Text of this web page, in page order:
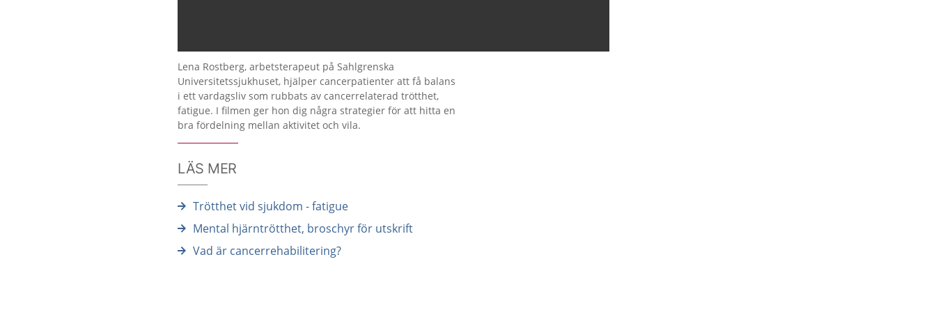
Lena Rostberg, arbetsterapeut på Sahlgrenska
Universitetssjukhuset, hjälper cancerpatienter att få balans
i ett vardagsliv som rubbats av cancerrelaterad trötthet,
fatigue. I filmen ger hon dig några strategier för att hitta en
bra fördelning mellan aktivitet och vila.
LÄS MER
Trötthet vid sjukdom - fatigue
Mental hjärntrötthet, broschyr för utskrift
Vad är cancerrehabilitering?